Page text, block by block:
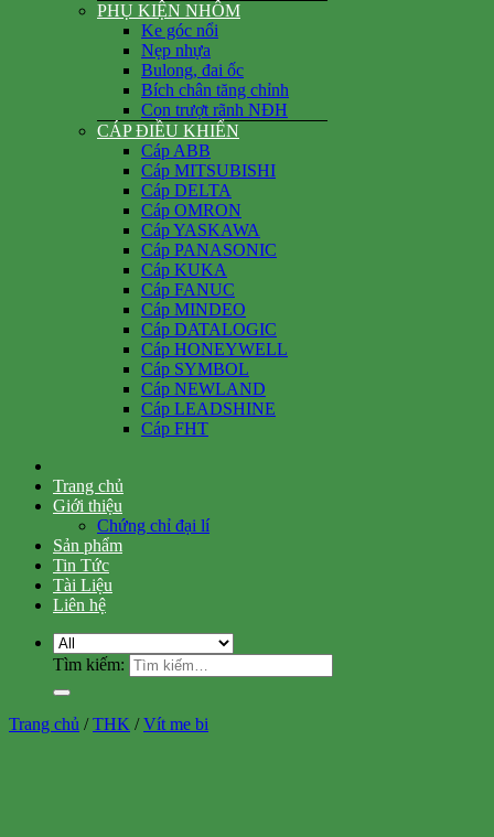
PHỤ KIỆN NHÔM
Ke góc nổi
Nẹp nhựa
Bulong, đai ốc
Bích chân tăng chỉnh
Con trượt rãnh NĐH
CÁP ĐIỀU KHIỂN
Cáp ABB
Cáp MITSUBISHI
Cáp DELTA
Cáp OMRON
Cáp YASKAWA
Cáp PANASONIC
Cáp KUKA
Cáp FANUC
Cáp MINDEO
Cáp DATALOGIC
Cáp HONEYWELL
Cáp SYMBOL
Cáp NEWLAND
Cáp LEADSHINE
Cáp FHT
Trang chủ
Giới thiệu
Chứng chỉ đại lí
Sản phẩm
Tin Tức
Tài Liệu
Liên hệ
Tìm kiếm:
Trang chủ / THK / Vít me bi